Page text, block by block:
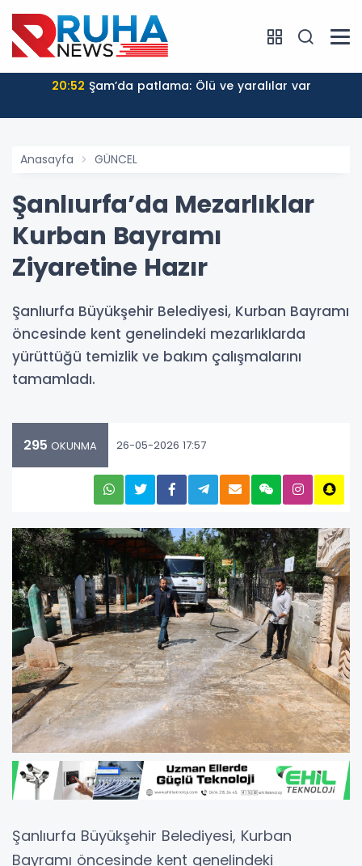
20:52 Şam’da patlama: Ölü ve yaralılar var
Anasayfa GÜNCEL
Şanlıurfa’da Mezarlıklar
Kurban Bayramı
Ziyaretine Hazır
Şanlıurfa Büyükşehir Belediyesi, Kurban Bayramı
öncesinde kent genelindeki mezarlıklarda
yürüttüğü temizlik ve bakım çalışmalarını
tamamladı.
295 OKUNMA 26-05-2026 17:57
Şanlıurfa Büyükşehir Belediyesi, Kurban
Bayramı öncesinde kent genelindeki